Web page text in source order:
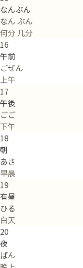
なんぶん
なん ぶん
何分 几分
16
午前
ごぜん
上午
17
午後
ごご
下午
18
朝
あさ
早晨
19
有昼
ひる
白天
20
夜
ばん